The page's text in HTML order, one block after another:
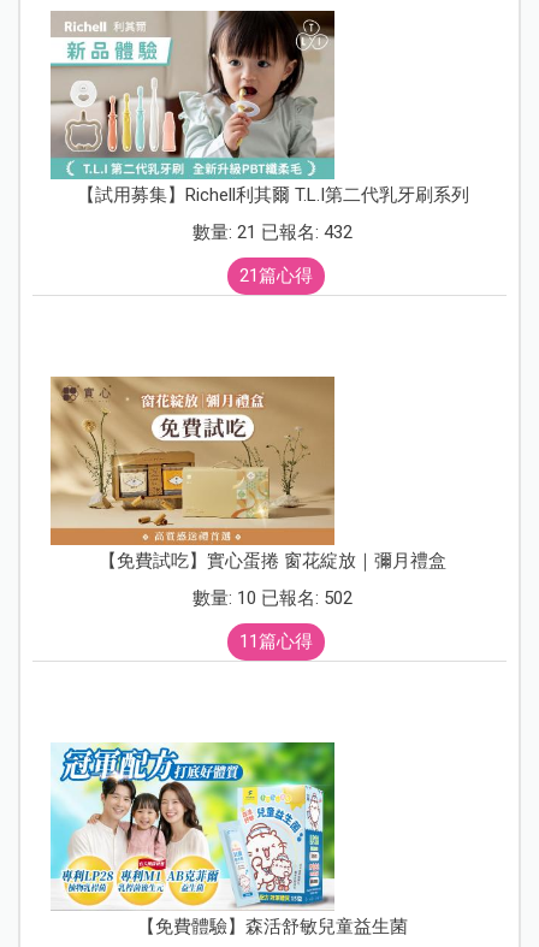
【試用募集】Richell利其爾 T.L.I第二代乳牙刷系列
數量: 21 已報名: 432
21篇心得
【免費試吃】實心蛋捲 窗花綻放｜彌月禮盒
數量: 10 已報名: 502
11篇心得
【免費體驗】森活舒敏兒童益生菌